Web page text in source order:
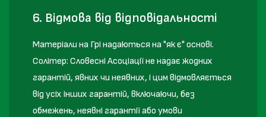
6. Відмова від відповідальності
Матеріали на Грі надаються на "як є" основі.
Солітер: Словесні Асоціації не надає жодних
гарантій, явних чи неявних, і цим відмовляється
від усіх інших гарантій, включаючи, без
обмежень, неявні гарантії або умови